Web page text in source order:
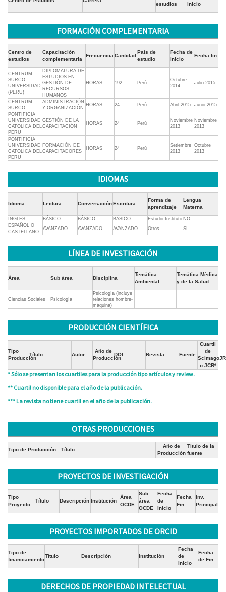
estudios inicio
FORMACIÓN COMPLEMENTARIA
Centro de
estudios
Capacitación
complementaria
Frecuencia Cantidad
País de
estudio
Fecha de
inicio
Fecha fin
CENTRUM -
SURCO -
UNIVERSIDAD
(PERU)
DIPLOMATURA DE
ESTUDIOS EN
GESTIÓN DE
RECURSOS
HUMANOS
HORAS 192 Perú
Octubre
2014
Julio 2015
CENTRUM -
SURCO
ADMINISTRACIÓN
Y ORGANIZACIÓN
HORAS 24 Perú Abril 2015
Junio 2015
PONTIFICIA
UNIVERSIDAD
CATOLICA DEL
PERU
GESTIÓN DE LA
CAPACITACIÓN
HORAS 24 Perú
Noviembre
2013
Noviembre
2013
PONTIFICIA
UNIVERSIDAD
CATOLICA DEL
PERU
FORMACIÓN DE
CAPACITADORES
HORAS 24 Perú
Setiembre
2013
Octubre
2013
IDIOMAS
Idioma Lectura ConversaciónEscritura
Forma de
aprendizaje
Lengua
Materna
INGLES BÁSICO BÁSICO BÁSICO Estudio Instituto NO
ESPAÑOL O
CASTELLANO
AVANZADO AVANZADO AVANZADO Otros SI
LÍNEA DE INVESTIGACIÓN
Área Sub área Disciplina
Temática
Ambiental
Temática Médica
y de la Salud
Ciencias Sociales Psicología
Psicología (incluye
relaciones hombre-
máquina)
PRODUCCIÓN CIENTÍFICA
Tipo
Producción
Título Autor
Año de
Producción
DOI Revista Fuente
Cuartil
de
ScimagoJR
o JCR*
* Sólo se presentan los cuartiles para la producción tipo artículos y review.
** Cuartil no disponible para el año de la publicación.
*** La revista no tiene cuartil en el año de la publicación.
OTRAS PRODUCCIONES
Tipo de Producción Título
Año de
Producción
Título de la
fuente
PROYECTOS DE INVESTIGACIÓN
Tipo
Proyecto
Título Descripción Institución
Área
OCDE
Sub
área
OCDE
Fecha
de
Inicio
Fecha
Fin
Inv.
Principal
PROYECTOS IMPORTADOS DE ORCID
Tipo de
financiamiento
Título Descripción Institución
Fecha
de
Inicio
Fecha
de Fin
DERECHOS DE PROPIEDAD INTELECTUAL